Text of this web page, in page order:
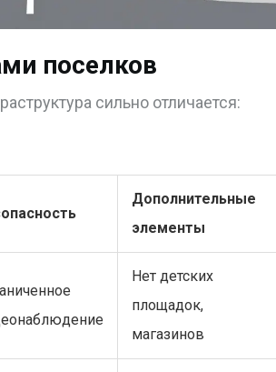
поселков
сильно отличается:
Дополнительные
элементы
Нет детских
площадок,
магазинов